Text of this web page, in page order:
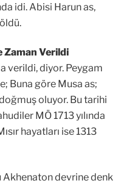
idi. Abisi Harun as,
Zaman Verildi
verildi, diyor. Peygam
Buna göre Musa as;
oluyor. Bu tarihi
MÖ 1713 yılında
hayatları ise 1313
Akhenaton devrine denk